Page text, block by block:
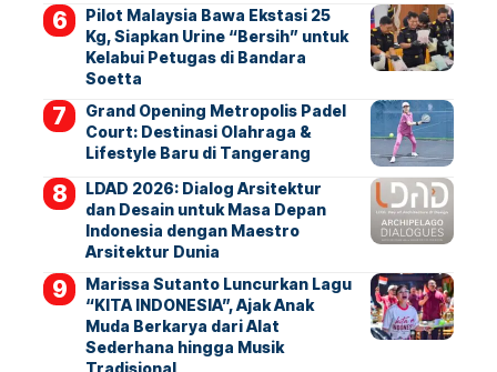
Pilot Malaysia Bawa Ekstasi 25
Kg, Siapkan Urine “Bersih” untuk
Kelabui Petugas di Bandara
Soetta
Grand Opening Metropolis Padel
Court: Destinasi Olahraga &
Lifestyle Baru di Tangerang
LDAD 2026: Dialog Arsitektur
dan Desain untuk Masa Depan
Indonesia dengan Maestro
Arsitektur Dunia
Marissa Sutanto Luncurkan Lagu
“KITA INDONESIA”, Ajak Anak
Muda Berkarya dari Alat
Sederhana hingga Musik
Tradisional